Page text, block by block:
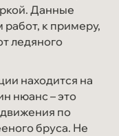
Данные
к примеру,
ледяного
находится на
нюанс – это
по
бруса. Не